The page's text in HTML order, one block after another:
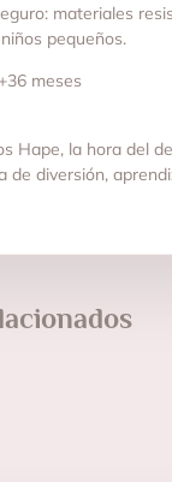
materiales
pequeños.
meses
Hape, la hora del
de diversión,